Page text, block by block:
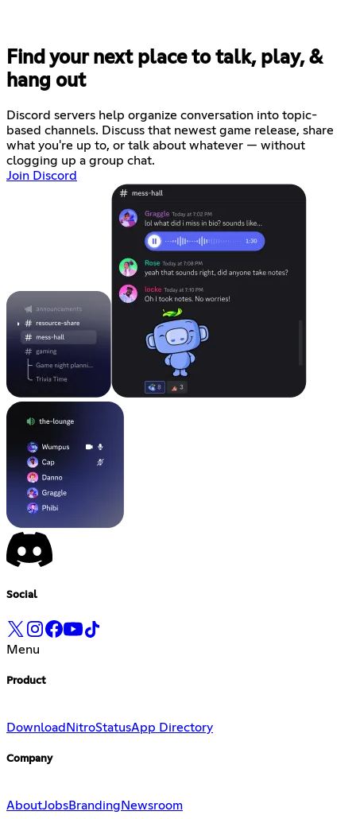
Find your next place to talk, play, &
hang out
Discord servers help organize conversation into topic-
based channels. Discuss that newest game release, share
what you're up to, or talk about whatever — without
clogging up a group chat.
Join Discord
Social
Menu
Product
Download NitroStatusApp Directory
Company
AboutJobsBranding Newsroom